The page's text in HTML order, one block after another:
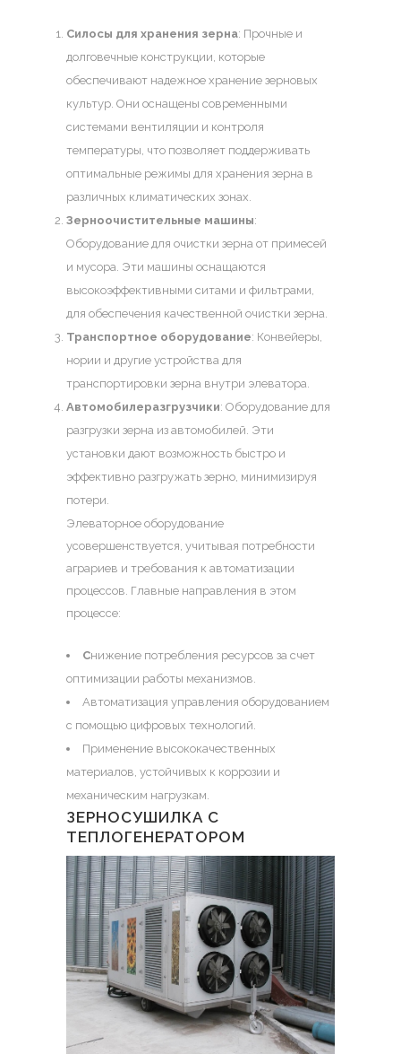
Силосы для хранения зерна: Прочные и
долговечные конструкции, которые
обеспечивают надежное хранение зерновых
культур. Они оснащены современными
системами вентиляции и контроля
температуры, что позволяет поддерживать
оптимальные режимы для хранения зерна в
различных климатических зонах.
Зерноочистительные машины:
Оборудование для очистки зерна от примесей
и мусора. Эти машины оснащаются
высокоэффективными ситами и фильтрами,
для обеспечения качественной очистки зерна.
Транспортное оборудование: Конвейеры,
нории и другие устройства для
транспортировки зерна внутри элеватора.
Автомобилеразгрузчики: Оборудование для
разгрузки зерна из автомобилей. Эти
установки дают возможность быстро и
эффективно разгружать зерно, минимизируя
потери.
Элеваторное оборудование
усовершенствуется, учитывая потребности
аграриев и требования к автоматизации
процессов. Главные направления в этом
процессе:
Снижение потребления ресурсов за счет
оптимизации работы механизмов.
Автоматизация управления оборудованием
с помощью цифровых технологий.
Применение высококачественных
материалов, устойчивых к коррозии и
механическим нагрузкам.
ЗЕРНОСУШИЛКА С
ТЕПЛОГЕНЕРАТОРОМ